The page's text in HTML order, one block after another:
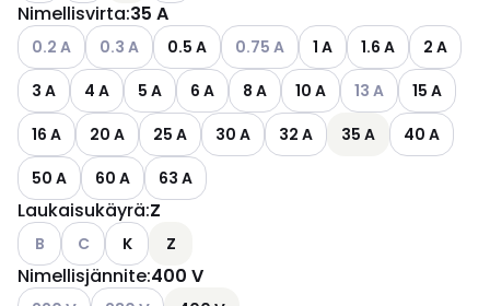
Nimellisvirta:35 A
Katso käytettävissä olevat vaihtoehdot
0.2 A Katso käytettävissä olevat vaihtoehdot
0.3 A 0.5 A Katso käytettävissä olevat
0.75 A 1 A 1.6 A
2 A
3 A
4 A 5 A 6 A 8 A 10 A Katso
13 A
15 A
16 A
20 A 25 A 30 A 32 A 35 A
40 A
50 A
60 A 63 A
Laukaisukäyrä:Z
Katso käytettävissä olevat vaihtoehdot
B Katso käytettävissä olevat vaihtoehdot
C K Z
Nimellisjännite:400 V
Katso käytettävissä olevat vaihtoehdot
Katso käytettävissä olevat vaihtoehdot